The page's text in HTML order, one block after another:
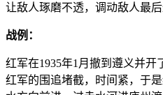
让敌人琢磨不透，调动敌人最后
战例：
红军在1935年1月撤到遵义并
红军的围追堵截，时间紧，于